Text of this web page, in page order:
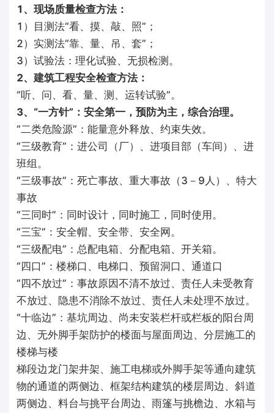
1、现场质量检查方法：
1）目测法“看、摸、敲、照”；
2）实测法“靠、量、吊、套”；
3）试验法：理化试验、无损检测。
2、建筑工程安全检查方法：
“听、问、看、量、测、运转试验”。
3、“一方针”：安全第一，预防为主，综合治理。
“二类危险源”：能量意外释放、约束失效。
“三级教育”：进公司（厂）、进项目部（车间）、进
班组。
“三级事故”：死亡事故、重大事故（3－9人）、特大
事故
“三同时”：同时设计，同时施工，同时使用。
“三宝”：安全帽、安全带、安全网。
“三级配电”：总配电箱、分配电箱、开关箱。
“四口”：楼梯口、电梯口、预留洞口、通道口
“四不放过”：事故原因不清不放过、责任人未受教育
不放过、隐患不消除不放过、责任人未处理不放过。
“十临边”：基坑周边、尚未安装栏杆或栏板的阳台周
边、无外脚手架防护的楼面与屋面周边、分层施工的
楼梯与楼
梯段边龙门架井架、施工电梯或外脚手架等通向建筑
物的通道的两侧边、框架结构建筑的楼层周边、斜道
两侧边、料台与挑平台周边、雨篷与挑檐边、水箱与